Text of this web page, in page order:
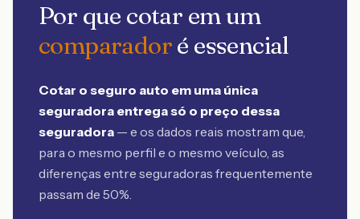
Por que cotar em um
comparadoré essencial
Cotar o seguro auto em uma única
seguradora entrega só o preço dessa
seguradora — e os dados reais mostram que,
para o mesmo perfil e o mesmo veículo, as
diferenças entre seguradoras frequentemente
passam de 50%.